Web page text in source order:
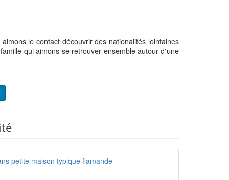
le contact découvrir des nationalités lointaines
qui aimons se retrouver ensemble autour d'une
petite maison typique flamande